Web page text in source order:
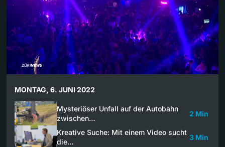
MONTAG, 6. JUNI 2022
Mysteriöser Unfall auf der Autobahn
zwischen…
2 Min
Kreative Suche: Mit einem Video sucht
die…
3 Min